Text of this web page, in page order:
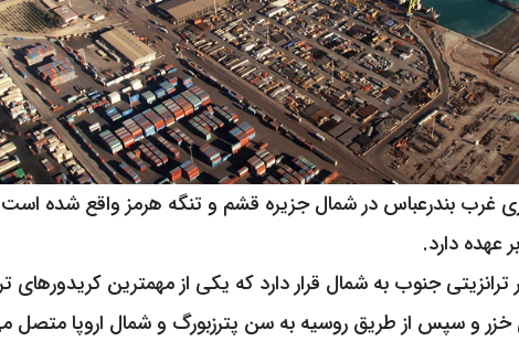
عهده دارد.
جنوب به شمال قرار دارد که یکی از مهمترین کریدورهای
خزر و سپس از طریق روسیه به سن پترزبورگ و شمال اروپا متصل